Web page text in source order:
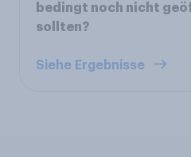
bedingt noch nicht
sollten?
Siehe Ergebnisse